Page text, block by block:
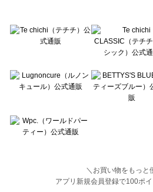
＼お買い物をもっと
アプリ新規会員登録で100ポ